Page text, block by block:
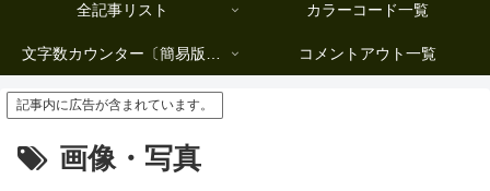
全記事リスト カラーコード一覧
文字数カウンター〔簡易版複数行タイプ〕 コメントアウト一覧
記事内に広告が含まれています。
画像・写真